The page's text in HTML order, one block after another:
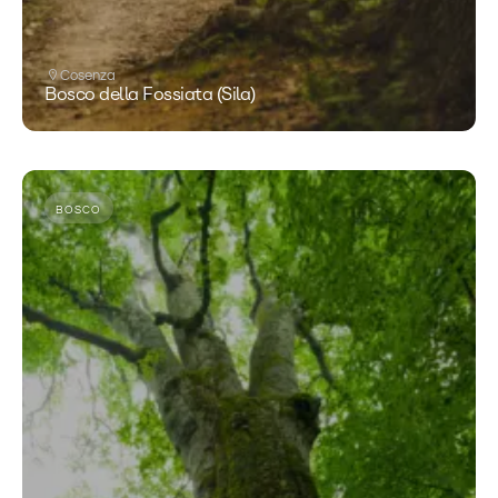
Cosenza
Bosco della Fossiata (Sila)
BOSCO